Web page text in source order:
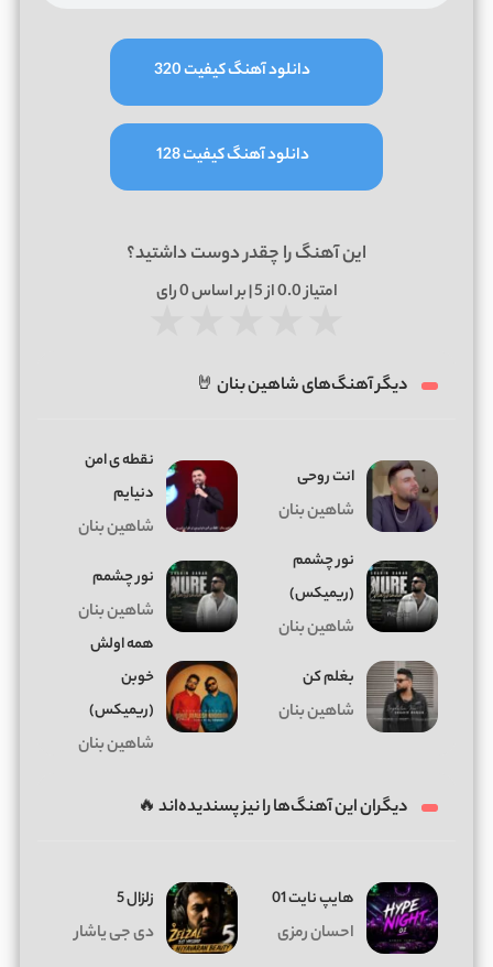
دانلود آهنگ کیفیت 320
دانلود آهنگ کیفیت 128
این آهنگ را چقدر دوست داشتید؟
امتیاز0.0از 5 | بر اساس 0رای
دیگر آهنگ‌های شاهین بنان 🤘
انت روحی
شاهین بنان
نقطه ی امن
دنیایم
شاهین بنان
نور چشمم
(ریمیکس)
شاهین بنان
نور چشمم
شاهین بنان
بغلم کن
شاهین بنان
همه اولش
خوبن
(ریمیکس)
شاهین بنان
دیگران این آهنگ‌ها را نیز پسندیده‌اند 🔥
هایپ نایت 01
احسان رمزی
زلزال 5
دی جی یاشار